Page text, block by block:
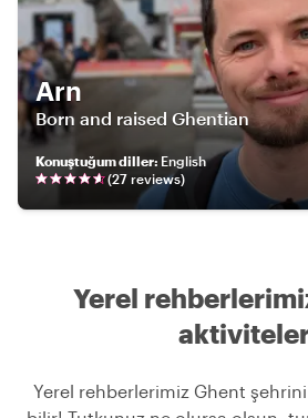
Arn
Born and raised Ghentian
Konuştuğum diller: English
(27 reviews)
Yerel
Yerel rehberlerimiz Ghent